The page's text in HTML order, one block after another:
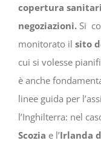
copertura
negoziazioni. Si
monitorato il sito
cui si volesse
è anche
linee guida per
l’Inghilterra: nel
Scozia e l’Irlanda